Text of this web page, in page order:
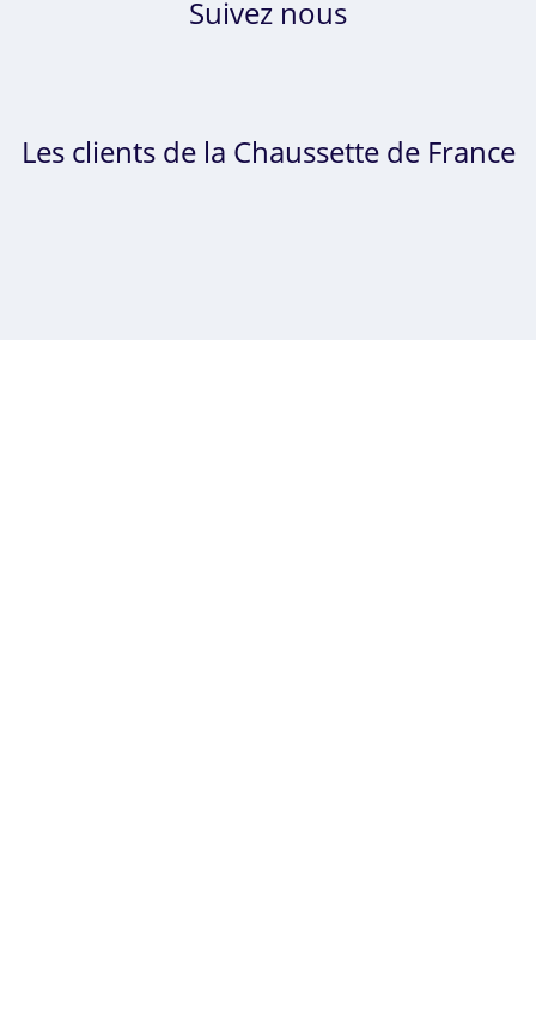
Suivez nous
Les clients de la Chaussette de France